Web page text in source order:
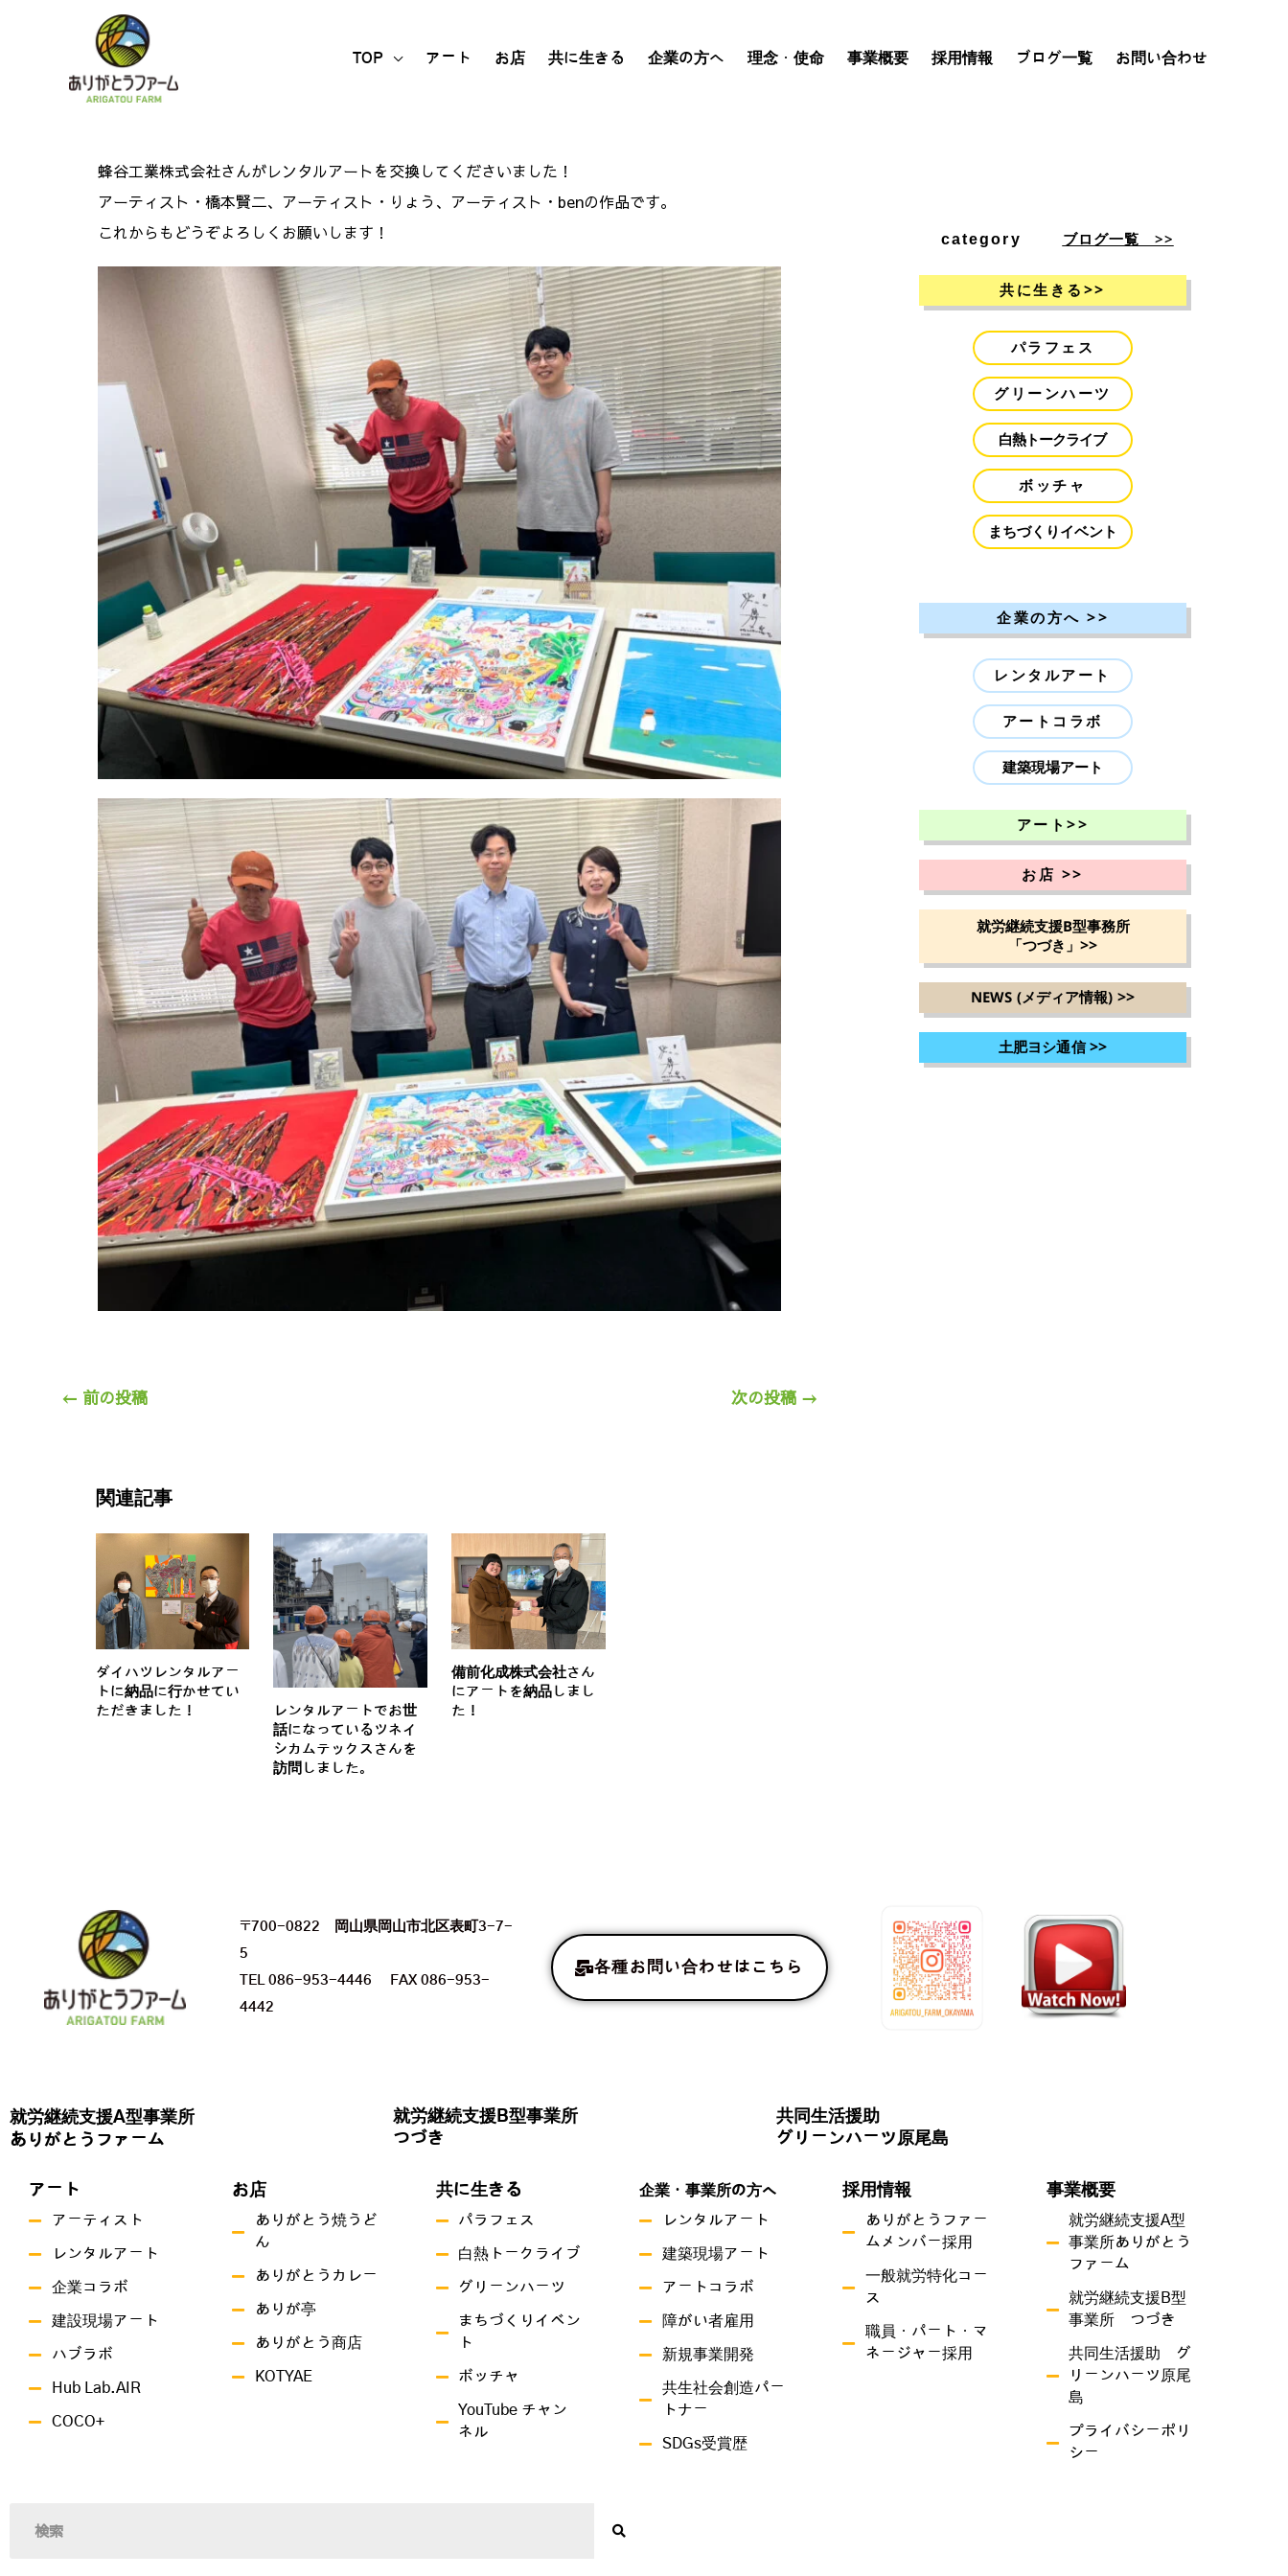
TOP アート お店 共に生きる 企業の方へ 理念・使命 事業概要 採用情報 ブログ一覧 お問い合わせ
蜂谷工業株式会社さんがレンタルアートを交換してくださいました！
アーティスト・橋本賢二、アーティスト・りょう、アーティスト・benの作品です。
これからもどうぞよろしくお願いします！
← 前の投稿 次の投稿 →
関連記事
ダイハツレンタルアー
トに納品に行かせてい
ただきました！
レンタルアートでお世
話になっているツネイ
シカムテックスさんを
訪問しました。
備前化成株式会社さん
にアートを納品しまし
た！
category ブログ一覧 >>
共に生きる>>
パラフェス
グリーンハーツ
白熱トークライブ
ボッチャ
まちづくりイベント
企業の方へ >>
レンタルアート
アートコラボ
建築現場アート
アート>>
お店 >>
就労継続支援B型事務所
「つづき」 >>
NEWS (メディア情報) >>
土肥ヨシ通信>>
〒700-0822 岡山県岡山市北区表町3-7-
5
TEL 086-953-4446 FAX 086-953-
4442
各種お問い合わせはこちら
就労継続支援A型事業所
ありがとうファーム
就労継続支援B型事業所
つづき
共同生活援助
グリーンハーツ原尾島
アート
アーティスト
レンタルアート
企業コラボ
建設現場アート
ハブラボ
Hub Lab.AIR
COCO+
お店
ありがとう焼うど
ん
ありがとうカレー
ありが亭
ありがとう商店
KOTYAE
共に生きる
パラフェス
白熱トークライブ
グリーンハーツ
まちづくりイベン
ト
ボッチャ
YouTube チャン
ネル
企業・事業所の方へ
レンタルアート
建築現場アート
アートコラボ
障がい者雇用
新規事業開発
共生社会創造パー
トナー
SDGs受賞歴
採用情報
ありがとうファー
ムメンバー採用
一般就労特化コー
ス
職員・パート・マ
ネージャー採用
事業概要
就労継続支援A型
事業所ありがとう
ファーム
就労継続支援B型
事業所 つづき
共同生活援助 グ
リーンハーツ原尾
島
プライバシーポリ
シー